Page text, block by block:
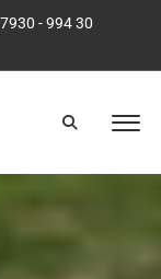
- 994 30